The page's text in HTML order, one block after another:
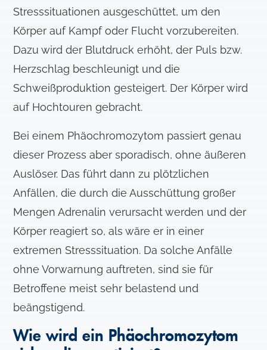
Stresssituationen ausgeschüttet, um den
Körper auf Kampf oder Flucht vorzubereiten.
Dazu wird der Blutdruck erhöht, der Puls bzw.
Herzschlag beschleunigt und die
Schweißproduktion gesteigert. Der Körper wird
auf Hochtouren gebracht.
Bei einem Phäochromozytom passiert genau
dieser Prozess aber sporadisch, ohne äußeren
Auslöser. Das führt dann zu plötzlichen
Anfällen, die durch die Ausschüttung großer
Mengen Adrenalin verursacht werden und der
Körper reagiert so, als wäre er in einer
extremen Stresssituation. Da solche Anfälle
ohne Vorwarnung auftreten, sind sie für
Betroffene meist sehr belastend und
beängstigend.
Wie wird ein Phäochromozytom